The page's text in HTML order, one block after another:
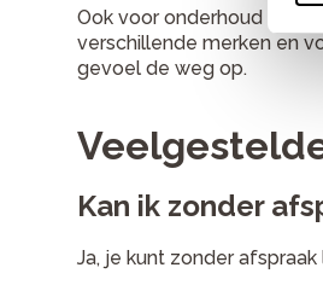
Ook voor onderhoud en
verschillende merken en
gevoel de weg op.
Kan ik zonder
Ja, je kunt zonder